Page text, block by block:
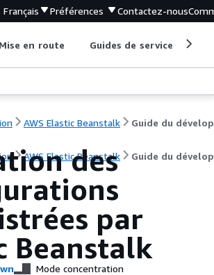
Français Préférences Contactez-nous
Mise en route Guides de service
AWS Elastic Beanstalk
AWS Elastic Beanstalk Guide du
des
par
Beanstalk
Mode concentration